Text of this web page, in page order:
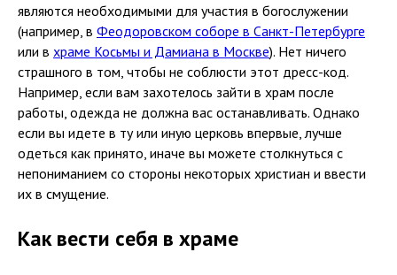
являются необходимыми для участия в богослужении
(например, в Феодоровском соборе в Санкт-Петербурге
или в храме Косьмы и Дамиана в Москве). Нет ничего
страшного в том, чтобы не соблюсти этот дресс-код.
Например, если вам захотелось зайти в храм после
работы, одежда не должна вас останавливать. Однако
если вы идете в ту или иную церковь впервые, лучше
одеться как принято, иначе вы можете столкнуться с
непониманием со стороны некоторых христиан и ввести
их в смущение.
Как вести себя в храме